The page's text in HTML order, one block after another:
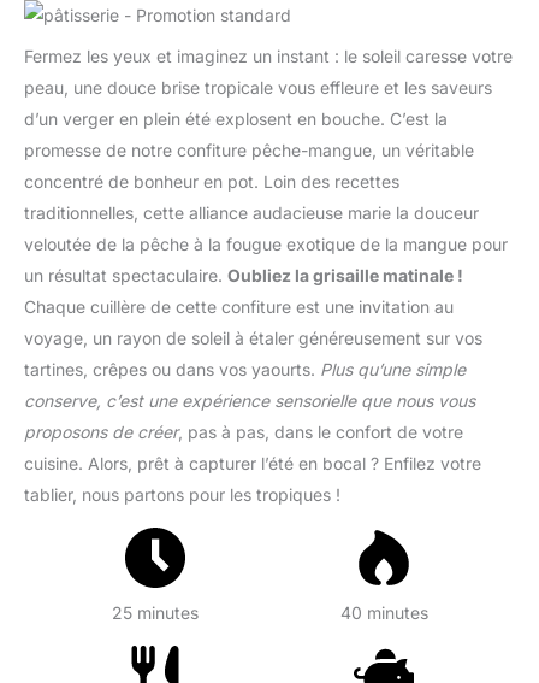
Fermez les yeux et imaginez un instant : le soleil caresse votre
peau, une douce brise tropicale vous effleure et les saveurs
d’un verger en plein été explosent en bouche. C’est la
promesse de notre confiture pêche-mangue, un véritable
concentré de bonheur en pot. Loin des recettes
traditionnelles, cette alliance audacieuse marie la douceur
veloutée de la pêche à la fougue exotique de la mangue pour
un résultat spectaculaire. Oubliez la grisaille matinale !
Chaque cuillère de cette confiture est une invitation au
voyage, un rayon de soleil à étaler généreusement sur vos
tartines, crêpes ou dans vos yaourts. Plus qu’une simple
conserve, c’est une expérience sensorielle que nous vous
proposons de créer, pas à pas, dans le confort de votre
cuisine. Alors, prêt à capturer l’été en bocal ? Enfilez votre
tablier, nous partons pour les tropiques !
25 minutes 40 minutes